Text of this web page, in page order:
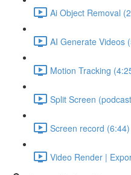
Ai Object Removal
AI Generate Videos
Motion Tracking
Split Screen
Screen record (6:44)
Video Render |